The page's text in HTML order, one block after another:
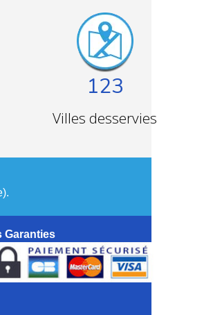
123
Villes desservies
Garanties